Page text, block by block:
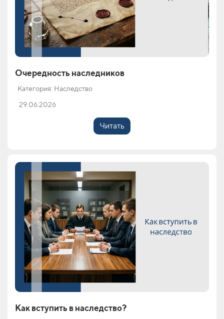
Очередность наследников
Категория: Наследство
29.06.2026
Читать
Как вступить в наследство?